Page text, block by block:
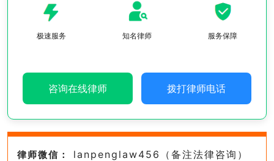
极速服务 知名律师 服务保障
咨询在线律师 拨打律师电话
律师微信： lanpenglaw456（备注法律咨询）